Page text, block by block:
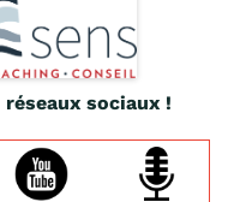
sociaux !